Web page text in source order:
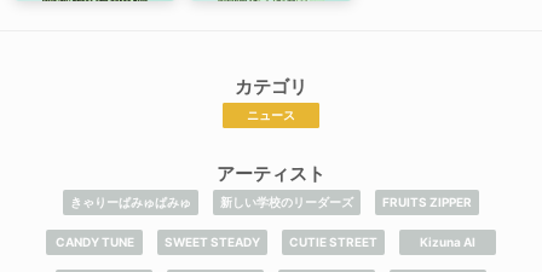
カテゴリ
ニュース
アーティスト
きゃりーぱみゅぱみゅ 新しい学校のリーダーズ FRUITS ZIPPER
CANDY TUNE SWEET STEADY CUTIE STREET ​Kizuna AI